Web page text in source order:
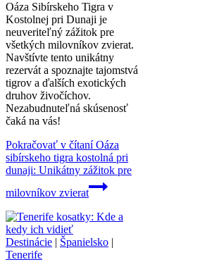
Oáza Sibírskeho Tigra v
Kostolnej pri Dunaji je
neuveriteľný zážitok pre
všetkých milovníkov zvierat.
Navštívte tento unikátny
rezervát a spoznajte tajomstvá
tigrov a ďalších exotických
druhov živočíchov.
Nezabudnuteľná skúsenosť
čaká na vás!
Pokračovať v čítaníOáza
sibírskeho tigra kostolná pri
dunaji: Unikátny zážitok pre
milovníkov zvierat
Destinácie | Španielsko |
Tenerife